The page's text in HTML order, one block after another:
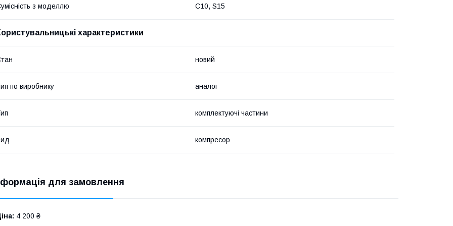
з моделлю C10, S15
характеристики
новий
по виробнику аналог
комплектуючі частини
компресор
для замовлення
4 200 ₴